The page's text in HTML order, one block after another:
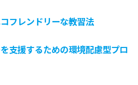
フレンドリーな教習法
支援するための環境配慮型プロ